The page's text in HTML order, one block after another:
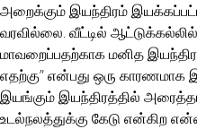
அறைக்கும் இயந்திரம்
வரவில்லை. வீட்டில்
மாவறைப்பதற்காக மனித
எதற்கு” என்பது ஒரு காரணமாக
இயங்கும் இயந்திரத்தில்
உடல்நலத்துக்கு கேடு என்கிற